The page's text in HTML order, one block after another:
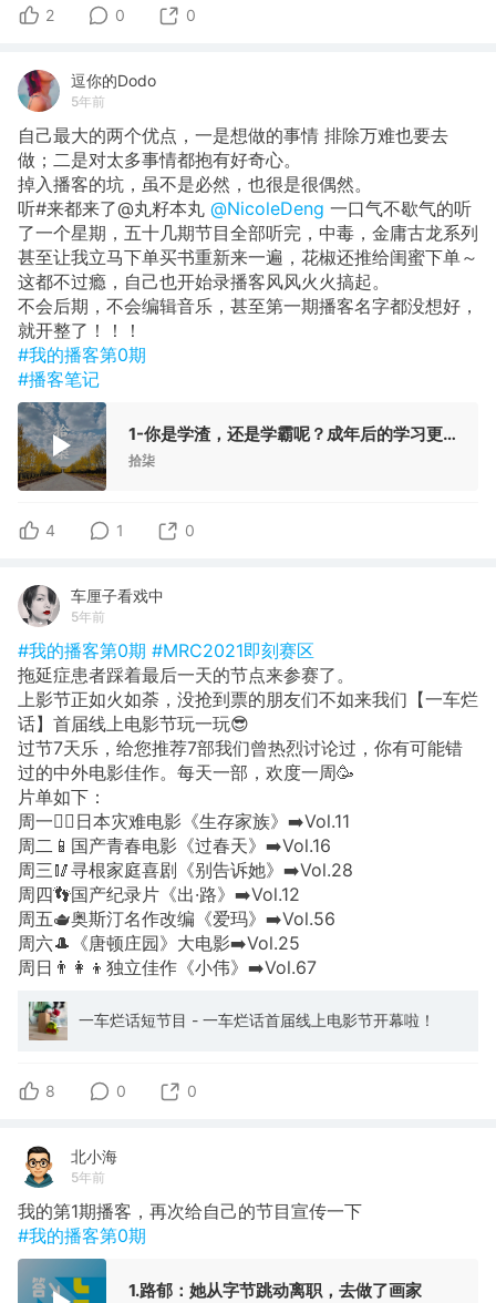
2 0 0
逗你的Dodo
5年前
自己最大的两个优点，一是想做的事情 排除万难也要去
做；二是对太多事情都抱有好奇心。
掉入播客的坑，虽不是必然，也很是很偶然。
听#来都来了@丸籽本丸 @NicoleDeng 一口气不歇气的听
了一个星期，五十几期节目全部听完，中毒，金庸古龙系列
甚至让我立马下单买书重新来一遍，花椒还推给闺蜜下单～
这都不过瘾，自己也开始录播客风风火火搞起。
不会后期，不会编辑音乐，甚至第一期播客名字都没想好，
就开整了！！！
#我的播客第0期
#播客笔记
1-你是学渣，还是学霸呢？成年后的学习更上瘾
拾柒
4 1 0
车厘子看戏中
5年前
#我的播客第0期 #MRC2021即刻赛区
拖延症患者踩着最后一天的节点来参赛了。
上影节正如火如荼，没抢到票的朋友们不如来我们【一车烂
话】首届线上电影节玩一玩😎
过节7天乐，给您推荐7部我们曾热烈讨论过，你有可能错
过的中外电影佳作。每天一部，欢度一周🥳
片单如下：
周一🚴‍♂️日本灾难电影《生存家族》➡️Vol.11
周二📱国产青春电影《过春天》➡️Vol.16
周三🥢寻根家庭喜剧《别告诉她》➡️Vol.28
周四👣国产纪录片《出·路》➡️Vol.12
周五🫖奥斯汀名作改编《爱玛》➡️Vol.56
周六🎩《唐顿庄园》大电影➡️Vol.25
周日👨‍👩‍👦独立佳作《小伟》➡️Vol.67
一车烂话短节目 - 一车烂话首届线上电影节开幕啦！
8 0 0
北小海
5年前
我的第1期播客，再次给自己的节目宣传一下
#我的播客第0期
1.路郁：她从字节跳动离职，去做了画家